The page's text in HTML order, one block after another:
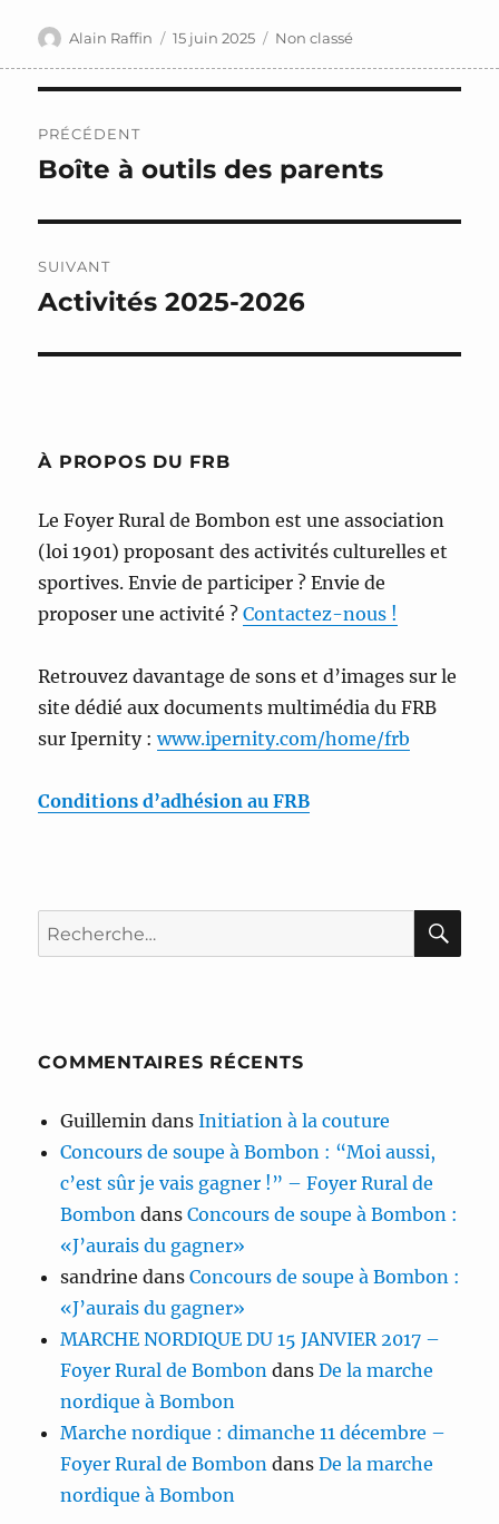
Auteur
Alain Raffin
Publié
15 juin 2025 Catégories
Non classé
de
PRÉCÉDENT
Publication
Boîte à outils des parents
SUIVANT
Publication
Activités 2025-2026
À PROPOS DU FRB
Le Foyer Rural de Bombon est une association
(loi 1901) proposant des activités culturelles et
sportives. Envie de participer ? Envie de
proposer une activité ?Contactez-nous !
Retrouvez davantage de sons et d’images sur le
site dédié aux documents multimédia du FRB
sur Ipernity :www.ipernity.com/home/frb
Conditions d’adhésion au FRB
Recherche
pour :
COMMENTAIRES RÉCENTS
Guillemin dansInitiation à la couture
Concours de soupe à Bombon : “Moi aussi,
c’est sûr je vais gagner !” – Foyer Rural de
Bombon dansConcours de soupe à Bombon :
«J’aurais du gagner»
sandrine dansConcours de soupe à Bombon :
«J’aurais du gagner»
MARCHE NORDIQUE DU 15 JANVIER 2017 –
Foyer Rural de Bombon dansDe la marche
nordique à Bombon
Marche nordique : dimanche 11 décembre –
Foyer Rural de Bombon dansDe la marche
nordique à Bombon